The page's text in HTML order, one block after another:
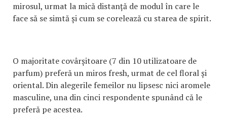
mirosul, urmat la mică distanță de modul în care le
face să se simtă și cum se corelează cu starea de spirit.
O majoritate covârșitoare (7 din 10 utilizatoare de
parfum) preferă un miros fresh, urmat de cel floral și
oriental. Din alegerile femeilor nu lipsesc nici aromele
masculine, una din cinci respondente spunând că le
preferă pe acestea.